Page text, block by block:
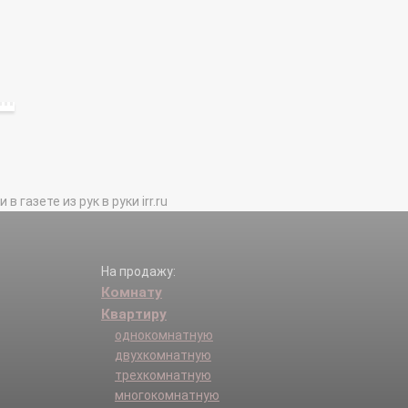
газете из рук в руки irr.ru
На продажу:
Комнату
Квартиру
однокомнатную
двухкомнатную
трехкомнатную
многокомнатную